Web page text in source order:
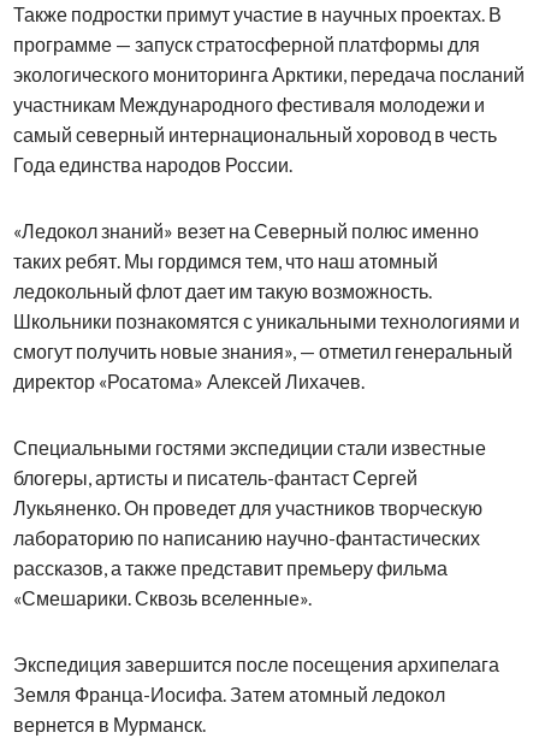
Также подростки примут участие в научных проектах. В
программе — запуск стратосферной платформы для
экологического мониторинга Арктики, передача посланий
участникам Международного фестиваля молодежи и
самый северный интернациональный хоровод в честь
Года единства народов России.
«Ледокол знаний» везет на Северный полюс именно
таких ребят. Мы гордимся тем, что наш атомный
ледокольный флот дает им такую возможность.
Школьники познакомятся с уникальными технологиями и
смогут получить новые знания», — отметил генеральный
директор «Росатома» Алексей Лихачев.
Специальными гостями экспедиции стали известные
блогеры, артисты и писатель-фантаст Сергей
Лукьяненко. Он проведет для участников творческую
лабораторию по написанию научно-фантастических
рассказов, а также представит премьеру фильма
«Смешарики. Сквозь вселенные».
Экспедиция завершится после посещения архипелага
Земля Франца-Иосифа. Затем атомный ледокол
вернется в Мурманск.